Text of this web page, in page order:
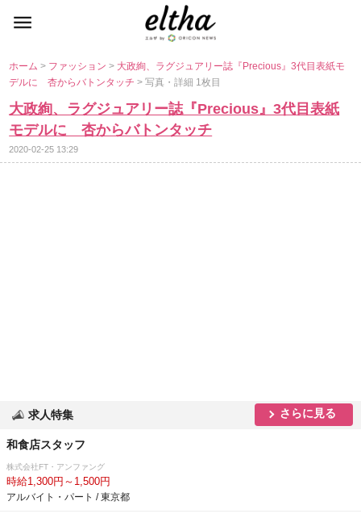
ホーム> ファッション> 大政絢、ラグジュアリー誌『Precious』3代目表紙モ
デルに 杏からバトンタッチ> 写真・詳細 1枚目
大政絢、ラグジュアリー誌『Precious』3代目表紙
モデルに 杏からバトンタッチ
2020-02-25 13:29
求人特集 さらに見る
和食店スタッフ
株式会社FT・アンファング
時給1,300円～1,500円
アルバイト・パート / 東京都